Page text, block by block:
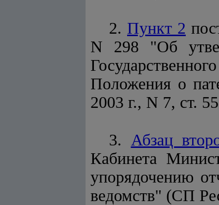
2. Пункт 2
N 298 "Об
Положения о
2003 г., N 7, ст.
3. Абзац
Кабинета
упорядочению
ведомств" (СП